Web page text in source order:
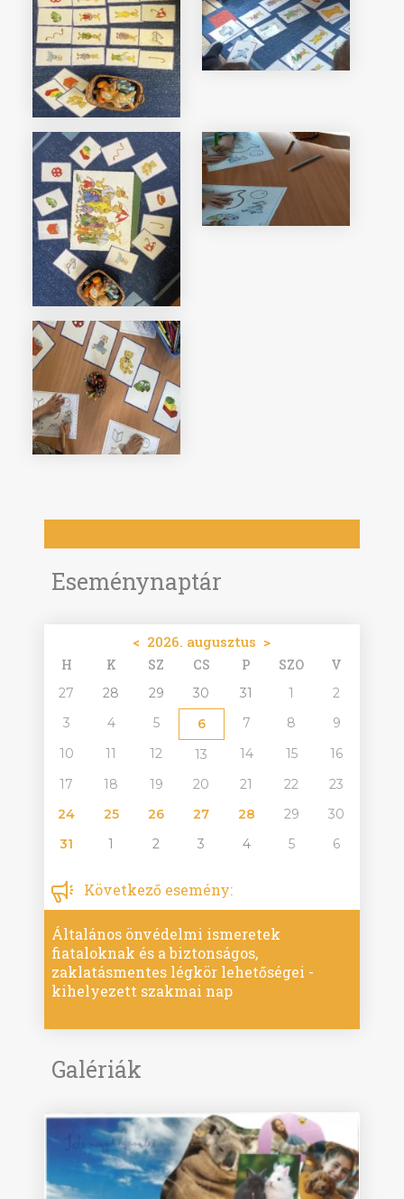
Eseménynaptár
< 2026. augusztus >
H K SZ CS P SZO V
27 28 29 30 31 1
2
3
4 5 6 7 8
9
10
11 12 13 14 15
16
17
18 19 20 21 22
23
24
25 26 27 28 29
30
31
1 2 3 4 5 6
Következő esemény:
Általános önvédelmi ismeretek
fiataloknak és a biztonságos,
zaklatásmentes légkör lehetőségei -
kihelyezett szakmai nap
Galériák